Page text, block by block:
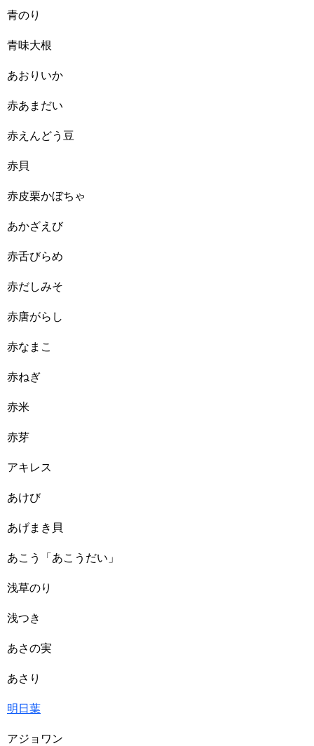
青のり
青味大根
あおりいか
赤あまだい
赤えんどう豆
赤貝
赤皮栗かぼちゃ
あかざえび
赤舌びらめ
赤だしみそ
赤唐がらし
赤なまこ
赤ねぎ
赤米
赤芽
アキレス
あけび
あげまき貝
あこう「あこうだい」
浅草のり
浅つき
あさの実
あさり
明日葉
アジョワン